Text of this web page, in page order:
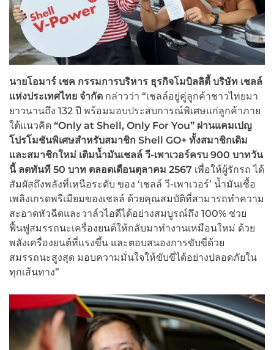
นายโอมาร์ เชค กรรมการบริหาร ธุรกิจโมบิลลิตี้ บริษัท เชลล์
แห่งประเทศไทย จำกัด กล่าวว่า “เชลล์อยู่คู่ลูกค้าชาวไทยมา
ยาวนานถึง 132 ปี พร้อมมอบประสบการณ์พิเศษแก่ลูกค้าภาย
ใต้แนวคิด “Only at Shell, Only For You” ผ่านแคมเปญ
โปรโมชันพิเศษสำหรับสมาชิก Shell GO+ ทั้งสมาชิกเดิม
และสมาชิกใหม่ เติมน้ำมันเชลล์ วี-เพาเวอร์ครบ 900 บาทวัน
นี้ ลดทันที 50 บาท ตลอดเดือนตุลาคม 2567 เพื่อให้ผู้รักรถ ได้
สัมผัสถึงพลังที่เหนือระดับ ของ ‘เชลล์ วี-เพาเวอร์’ น้ำมันเชื้อ
เพลิงเกรดพรีเมียมของเชลล์ ด้วยคุณสมบัติที่สามารถทำความ
สะอาดหัวฉีดและวาล์วไอดีได้อย่างสมบูรณ์ถึง 100% ช่วย
ฟื้นฟูสมรรถนะเครื่องยนต์ให้กลับมาทำงานเหมือนใหม่ ด้วย
พลังเครื่องยนต์ที่แรงขึ้น และตอบสนองการขับขี่ด้วย
สมรรถนะสูงสุด มอบความมั่นใจให้ขับขี่ได้อย่างปลอดภัยใน
ทุกเส้นทาง”